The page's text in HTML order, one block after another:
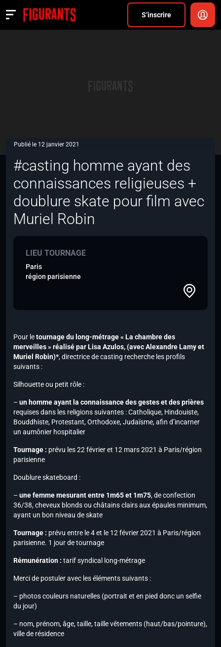
S’inscrire
Actualités
Publié le 12 janvier 2021
#casting homme ayant des
connaissances religieuses +
doublure skate pour film avec
Muriel Robin
LIEU TOURNAGE
Paris
région parisienne
Pour letournage du long-métrage « La chambre des
merveilles » réalisé par Lisa Azulos,(avec Alexandre Lamy et
Muriel Robin)*, directrice de casting recherche les profils
suivants :
Silhouette ou petit rôle :
– un homme ayant la connaissance des gestes et des prières
requises dans les religions suivantes : Catholique, Hindouiste,
Bouddhiste, Protestant, Orthodoxe, Judaïsme, afin d’incarner
un aumônier hospitalier
Tournage : prévu les 22 février et 12 mars 2021 à Paris/région
parisienne
Doublure skateboard :
– une femme mesurant entre 1m65 et 1m75, de confection
36/38, cheveux blonds ou châtains clairs aux épaules minimum,
ayant un bon niveau de skate
Tournage : prévu entre le 4 et le 12 février 2021 à Paris/région
parisienne. 1 jour de tournage
Rémunération : tarif syndical long-métrage
Merci de postuler avec les éléments suivants :
– photos couleurs naturelles (portrait et en pied donc un selfie
du jour)
– nom, prénom, âge, taille, taille vêtements (haut/bas/pointure),
ville de résidence